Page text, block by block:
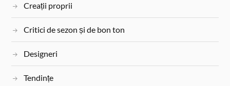
Creații proprii
Critici de sezon și de bon ton
Designeri
Tendințe